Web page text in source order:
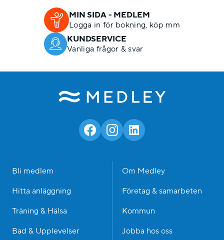
MIN SIDA - MEDLEM
Logga in för bokning, köp mm
KUNDSERVICE
Vanliga frågor & svar
Bli medlem
Hitta anläggning
Träning & Hälsa
Bad & Upplevelser
Om Medley
Företag & samarbeten
Kommun
Jobba hos oss